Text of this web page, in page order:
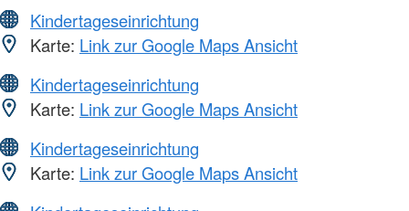
Kindertageseinrichtung
Karte: Link zur Google Maps Ansicht
Kindertageseinrichtung
Karte: Link zur Google Maps Ansicht
Kindertageseinrichtung
Karte: Link zur Google Maps Ansicht